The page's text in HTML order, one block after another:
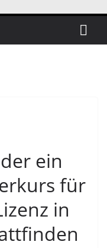
ein
für
in